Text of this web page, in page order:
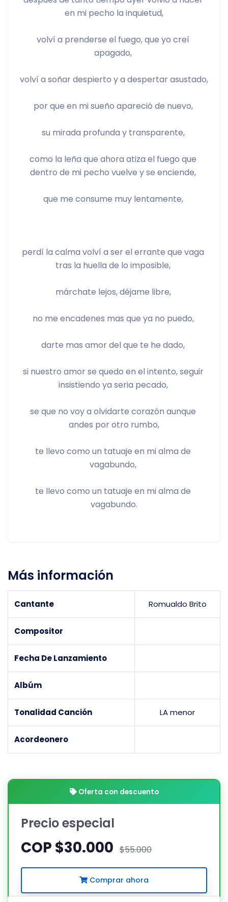
en mi pecho la inquietud,
volví a prenderse el fuego, que yo creí
apagado,
volví a soñar despierto y a despertar asustado,
por que en mi sueño apareció de nuevo,
su mirada profunda y transparente,
como la leña que ahora atiza el fuego que
dentro de mi pecho vuelve y se enciende,
que me consume muy lentamente,
perdí la calma volví a ser el errante que vaga
tras la huella de lo imposible,
márchate lejos, déjame libre,
no me encadenes mas que ya no puedo,
darte mas amor del que te he dado,
si nuestro amor se quedo en el intento, seguir
insistiendo ya seria pecado,
se que no voy a olvidarte corazón aunque
andes por otro rumbo,
te llevo como un tatuaje en mi alma de
vagabundo,
te llevo como un tatuaje en mi alma de
vagabundo.
Más información
Cantante Romualdo Brito
Compositor
Fecha De Lanzamiento
Albúm
Tonalidad Canción LA menor
Acordeonero
Oferta con descuento
Precio especial
COP $30.000 $55.000
Comprar ahora